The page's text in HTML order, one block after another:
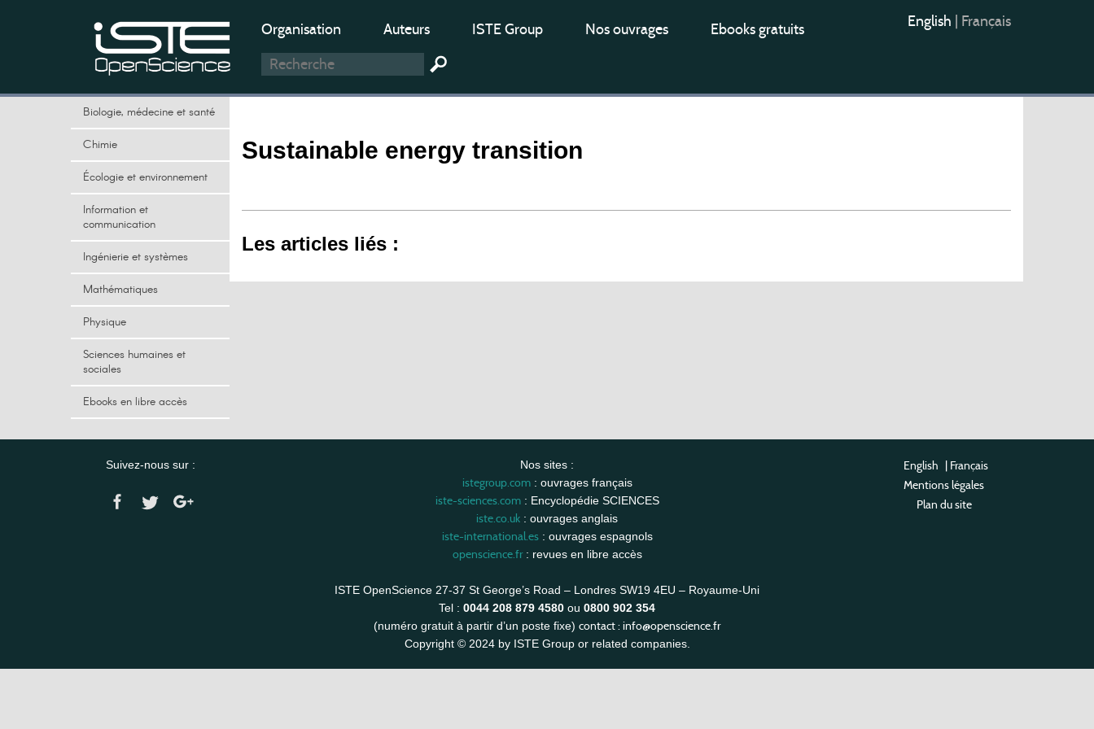
Organisation Auteurs ISTE Group Nos ouvrages Ebooks gratuits English Français
Biologie, médecine et santé
Chimie
Écologie et environnement
Information et
communication
Ingénierie et systèmes
Mathématiques
Physique
Sciences humaines et
sociales
Ebooks en libre accès
Sustainable energy transition
Les articles liés :
Suivez-nous sur : Nos sites :
istegroup.com: ouvrages français
iste-sciences.com: Encyclopédie SCIENCES
iste.co.uk : ouvrages anglais
iste-international.es: ouvrages espagnols
openscience.fr: revues en libre accès
ISTE OpenScience 27-37 St George’s Road – Londres SW19 4EU – Royaume-Uni
Tel : 0044 208 879 4580 ou 0800 902 354
(numéro gratuit à partir d’un poste fixe) contact : info@openscience.fr
Copyright © 2024 by ISTE Group or related companies.
English | Français
Mentions légales
Plan du site